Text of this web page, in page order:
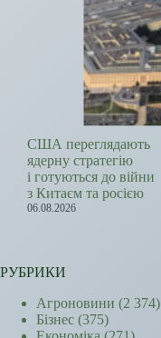
США переглядають
ядерну стратегію
і готуються до війни
з Китаєм та росією
06.08.2026
РУБРИКИ
Агроновини (2 374)
Бізнес (375)